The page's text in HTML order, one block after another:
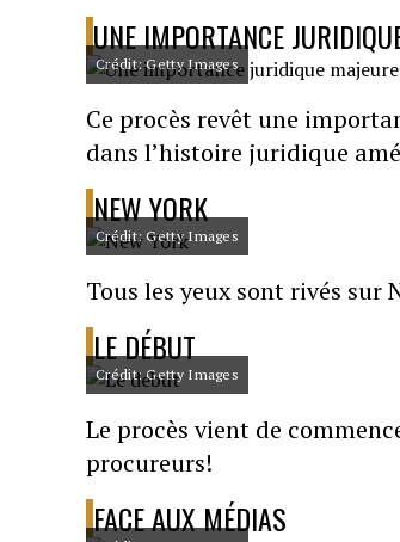
UNE IMPORTANCE
Crédit: Getty Images
Ce procès revêt une
dans l’histoire juridique
NEW YORK
Crédit: Getty Images
Tous les yeux sont rivés sur
LE DÉBUT
Crédit: Getty Images
Le procès vient de
procureurs!
FACE AUX MÉDIAS